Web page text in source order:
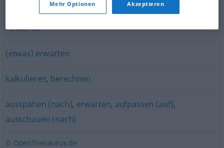
(sich) auszahlen,(sich) lohnen (Hauptform),(sich)
rentieren
(etwas) erwarten
kalkulieren, berechnen
ausspähen (nach), erwarten, aufpassen (auf),
ausschauen (nach)
© OpenThesaurus.de
Mehr Optionen Akzeptieren